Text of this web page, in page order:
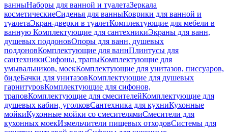
ванныНаборы для ванной и туалетаЗеркала
косметическиеСиденья для ванныКоврики для ванной и
туалетаЭкран-дверки в туалетКомплектующие для мебели в
ванную Комплектующие для сантехникиЭкраны для ванн,
душевых поддоновОпоры для ванн, душевых
поддоновКомплектующие для ваннПлинтусы для
сантехникиСифоны, трапыКомплектующие для
умывальников, моекКомплектующие для унитазов, писсуаров,
бидеБачки для унитазовКомплектующие для душевых
гарнитуровКомплектующие для сифонов,
траповКомплектующие для смесителейКомплектующие для
душевых кабин, уголковСантехника для кухниКухонные
мойкиКухонные мойки со смесителямиСмесители для
кухонных моекИзмельчители пищевых отходовСистемы для